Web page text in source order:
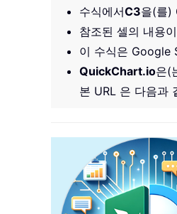
수식에서C3을(를)
참조된 셀의 내용
이 수식은 Google
QuickChart.io은(
본 URL 은 다음과